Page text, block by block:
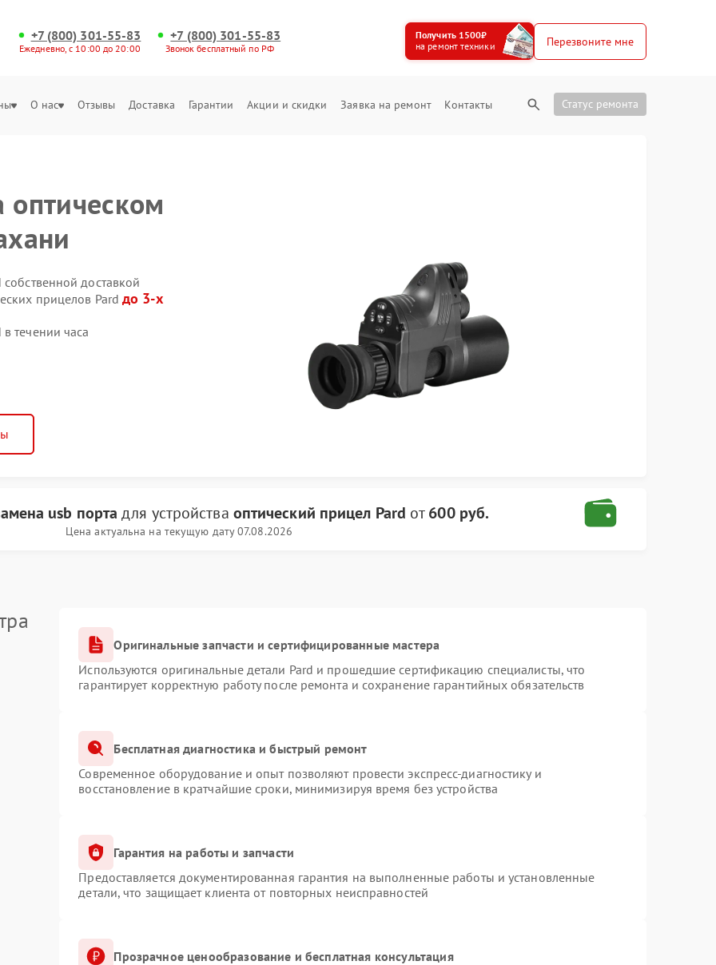
+7 (800) 301-55-83
Ежедневно, с 10:00 до 20:00
+7 (800) 301-55-83
Звонок бесплатный по РФ
Получить 1500₽
на ремонт техники
Перезвоните мне
О нас Отзывы Доставка Гарантии Акции и скидки Заявка на ремонт Контакты Статус ремонта
оптическом
доставкой
прицелов Pard до 3-х
течении часа
usb порта для устройства оптический прицел Pard от600 руб.
Цена актуальна на текущую дату 07.08.2026
Оригинальные запчасти и сертифицированные мастера
Используются оригинальные детали Pard и прошедшие сертификацию специалисты, что
гарантирует корректную работу после ремонта и сохранение гарантийных обязательств
Бесплатная диагностика и быстрый ремонт
Современное оборудование и опыт позволяют провести экспресс-диагностику и
восстановление в кратчайшие сроки, минимизируя время без устройства
Гарантия на работы и запчасти
Предоставляется документированная гарантия на выполненные работы и установленные
детали, что защищает клиента от повторных неисправностей
Прозрачное ценообразование и бесплатная консультация